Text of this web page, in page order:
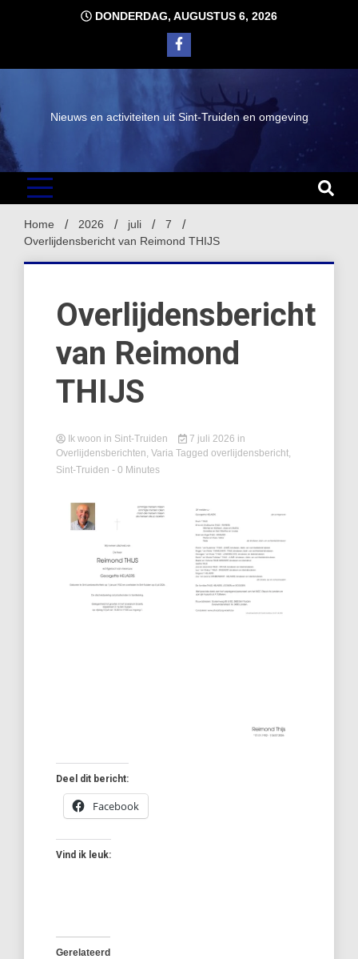
DONDERDAG, AUGUSTUS 6, 2026
Nieuws en activiteiten uit Sint-Truiden en omgeving
Home 2026 juli
7
Overlijdensbericht van Reimond THIJS
Overlijdensbericht
van Reimond
THIJS
Ik woon in Sint-Truiden 7 juli 2026 in
Overlijdensberichten, Varia Tagged overlijdensbericht,
Sint-Truiden - 0 Minutes
Deel dit bericht:
Facebook
Vind ik leuk:
Gerelateerd